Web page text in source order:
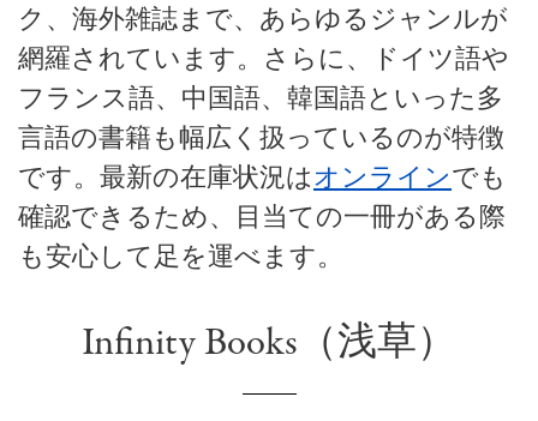
ク、海外雑誌まで、あらゆるジャンルが
網羅されています。さらに、ドイツ語や
フランス語、中国語、韓国語といった多
言語の書籍も幅広く扱っているのが特徴
です。最新の在庫状況はオンラインでも
確認できるため、目当ての一冊がある際
も安心して足を運べます。
Infinity Books（浅草）